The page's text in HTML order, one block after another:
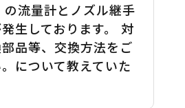
流量計とノズル継手
生しております。 対
品等、交換方法をご
について教えていた